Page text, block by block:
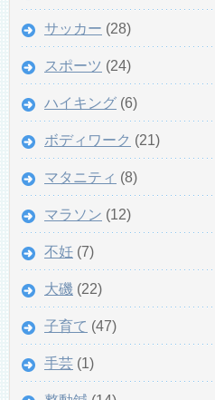
サッカー (28)
スポーツ (24)
ハイキング (6)
ボディワーク (21)
マタニティ (8)
マラソン (12)
不妊 (7)
大磯 (22)
子育て (47)
手芸 (1)